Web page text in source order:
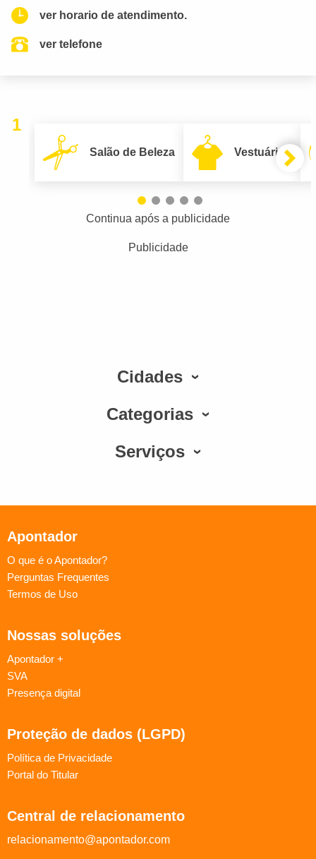
ver horario de atendimento.
ver telefone
1
Salão de Beleza Vestuário
Continua após a publicidade
Publicidade
Cidades
Categorias
Serviços
Apontador
O que é o Apontador?
Perguntas Frequentes
Termos de Uso
Nossas soluções
Apontador +
SVA
Presença digital
Proteção de dados (LGPD)
Política de Privacidade
Portal do Titular
Central de relacionamento
relacionamento@apontador.com